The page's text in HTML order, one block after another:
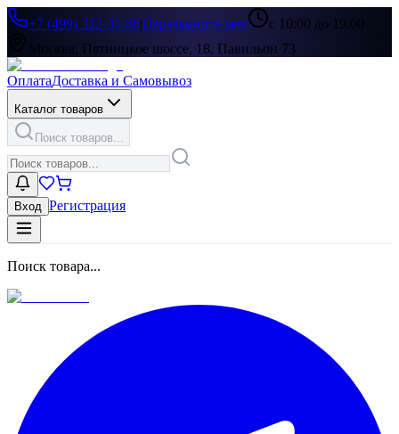
+7 (499) 322-33-86|Перезвоните мне
с 10:00 до 19:00
Москва, Пятницкое шоссе, 18, Павильон 73
ОплатаДоставка и Самовывоз
Каталог товаров
Поиск товаров...
Вход Регистрация
Поиск товара...